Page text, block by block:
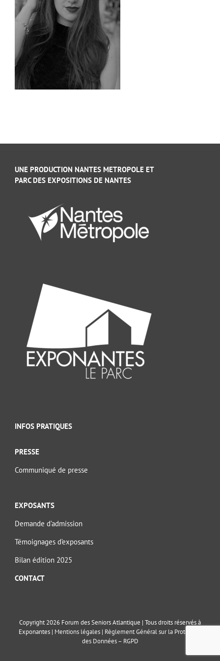
UNE PRODUCTION NANTES METROPOLE ET
PARC DES EXPOSITIONS DE NANTES
INFOS PRATIQUES
PRESSE
Communiqué de presse
EXPOSANTS
Demande d’admission
Témoignages d’exposants
Bilan édition 2025
CONTACT
Copyright 2026 Forum des Seniors Atlantique | Tous droits réservés à
Exponantes | Mentions légales| Règlement Général sur la Protection
des Données – RGPD